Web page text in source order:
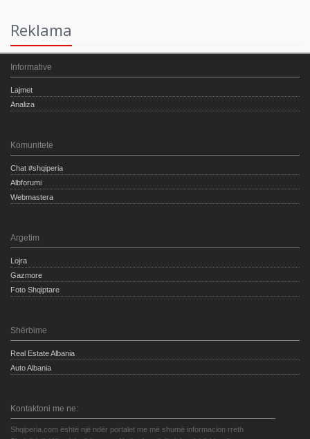
Reklama
Informative
Lajmet
Analiza
Komunitete
Chat #shqiperia
Albforumi
Webmastera
Argetim
Lojra
Gazmore
Foto Shqiptare
Shërbime
Real Estate Albania
Auto Albania
Kontaktoni me ne:
Shqiperia.com është një ndër portalet me më shumë informacion rreth